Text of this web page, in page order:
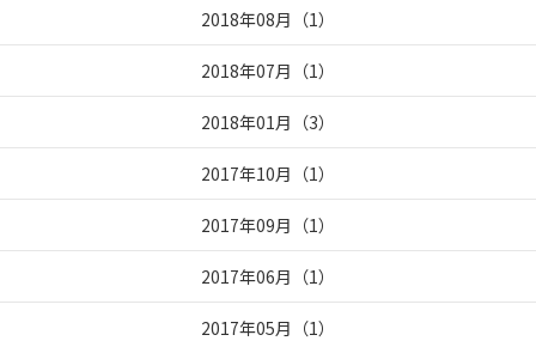
2018年08月 （1）
2018年07月 （1）
2018年01月 （3）
2017年10月 （1）
2017年09月 （1）
2017年06月 （1）
2017年05月 （1）